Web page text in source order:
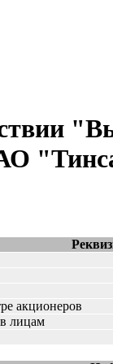
акционеров
лицам